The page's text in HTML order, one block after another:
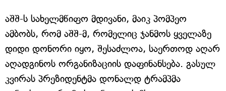
აშშ-ს სახელმწიფო მდივანი, მაიკ პომპეო
ამბობს, რომ აშშ-მ, რომელიც ჯანმოს ყველაზე
დიდი დონორი იყო, შესაძლოა, საერთოდ აღარ
აღადგინოს ორგანიზაციის დაფინანსება. გასულ
კვირას პრეზიდენტმა დონალდ ტრამპმა